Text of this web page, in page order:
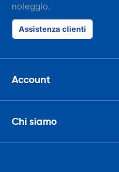
noleggio.
Assistenza clienti
Account
Chi siamo